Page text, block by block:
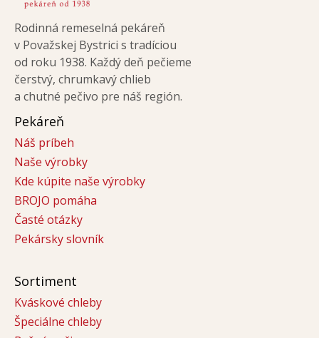
Rodinná remeselná pekáreň
v Považskej Bystrici s tradíciou
od roku 1938. Každý deň pečieme
čerstvý, chrumkavý chlieb
a chutné pečivo pre náš región.
Pekáreň
Náš príbeh
Naše výrobky
Kde kúpite naše výrobky
BROJO pomáha
Časté otázky
Pekársky slovník
Sortiment
Kváskové chleby
Špeciálne chleby